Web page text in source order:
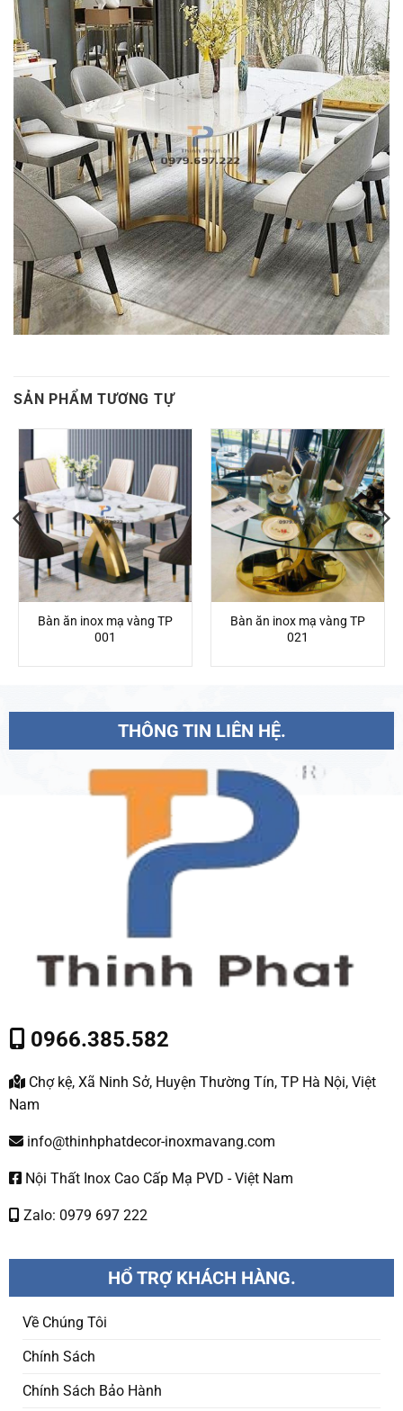
SẢN PHẨM TƯƠNG TỰ
Bàn ăn inox mạ vàng TP
001
Bàn ăn inox mạ vàng TP
021
THÔNG TIN LIÊN HỆ.
0966.385.582
Chợ kệ, Xã Ninh Sở, Huyện Thường Tín, TP Hà Nội, Việt
Nam
info@thinhphatdecor-inoxmavang.com
Nội Thất Inox Cao Cấp Mạ PVD - Việt Nam
Zalo: 0979 697 222
HỔ TRỢ KHÁCH HÀNG.
Về Chúng Tôi
Chính Sách
Chính Sách Bảo Hành